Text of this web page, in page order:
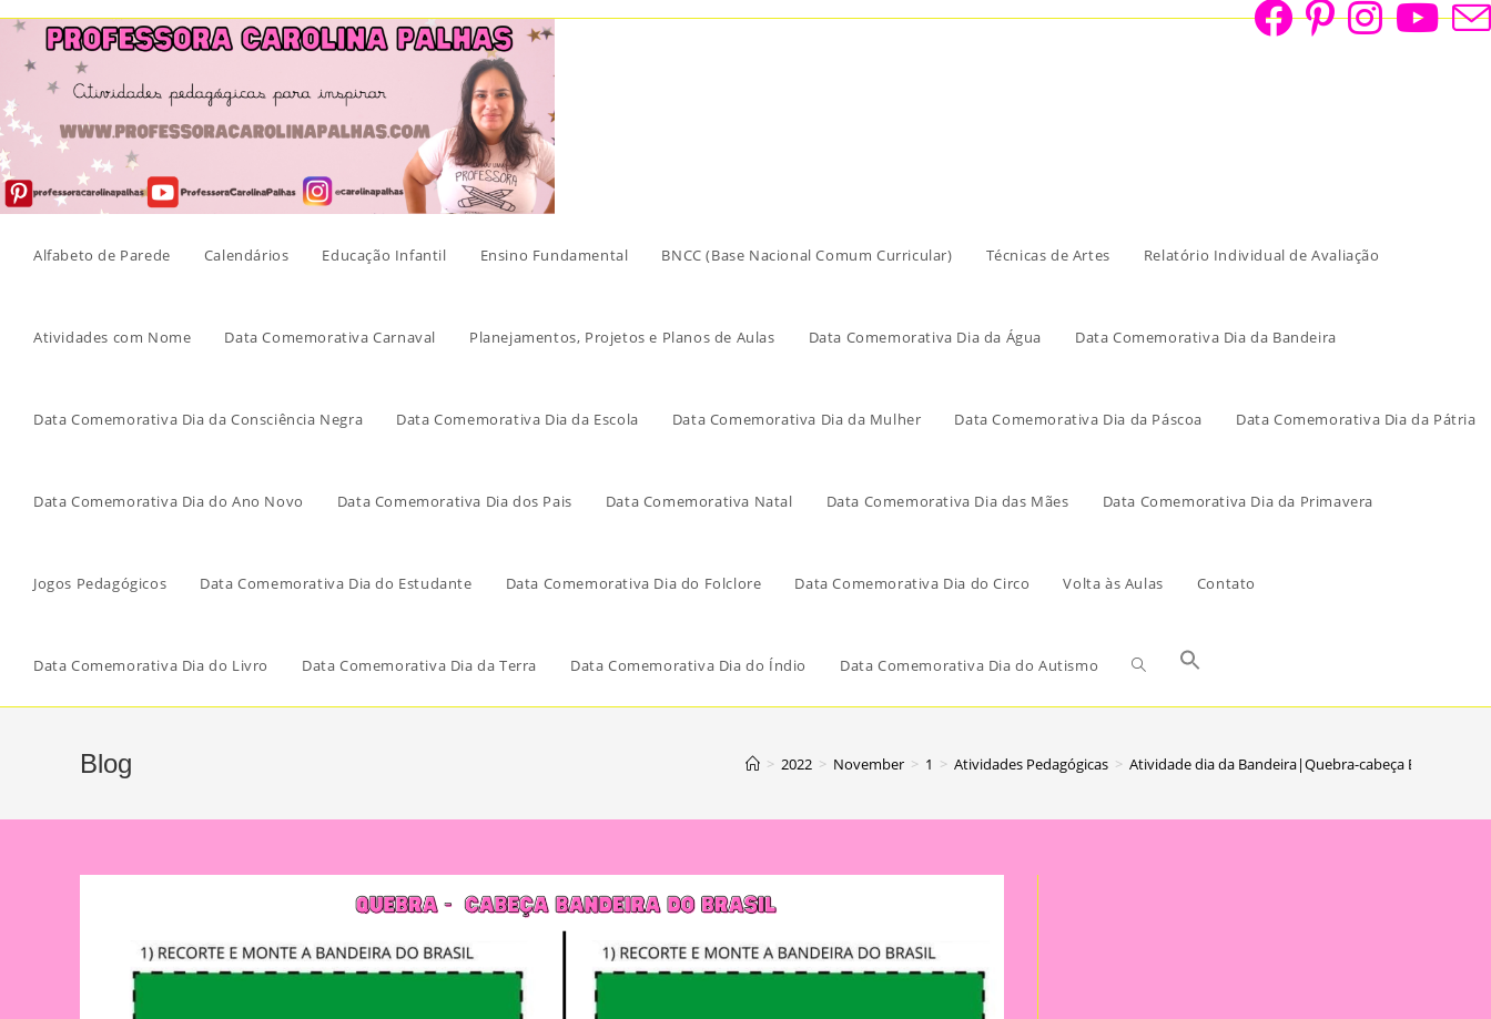
Skip
content
Alfabeto de Parede Calendários Educação Infantil Ensino Fundamental BNCC (Base Nacional Comum Curricular) Técnicas de Artes Relatório Individual de Avaliação
Atividades com Nome Data Comemorativa Carnaval Planejamentos, Projetos e Planos de Aulas Data Comemorativa Dia da Água Data Comemorativa Dia da Bandeira
Data Comemorativa Dia da Consciência Negra Data Comemorativa Dia da Escola Data Comemorativa Dia da Mulher Data Comemorativa Dia da Páscoa Data Comemorativa Dia da Pátria
Data Comemorativa Dia do Ano Novo Data Comemorativa Dia dos Pais Data Comemorativa Natal Data Comemorativa Dia das Mães Data Comemorativa Dia da Primavera
Jogos Pedagógicos Data Comemorativa Dia do Estudante Data Comemorativa Dia do Folclore Data Comemorativa Dia do Circo Volta às Aulas Contato
Data Comemorativa Dia do Livro Data Comemorativa Dia da Terra Data Comemorativa Dia do Índio Data Comemorativa Dia do Autismo
Blog > 2022 > November > 1 > Atividades Pedagógicas > Atividade dia da Bandeira|Quebra-cabeça Bandeira do